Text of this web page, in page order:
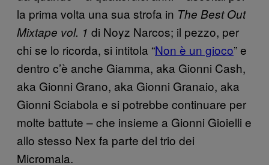
la prima volta una sua strofa in The Best Out
Mixtape vol. 1 di Noyz Narcos; il pezzo, per
chi se lo ricorda, si intitola “Non è un gioco” e
dentro c’è anche Giamma, aka Gionni Cash,
aka Gionni Grano, aka Gionni Granaio, aka
Gionni Sciabola e si potrebbe continuare per
molte battute – che insieme a Gionni Gioielli e
allo stesso Nex fa parte del trio dei
Micromala.